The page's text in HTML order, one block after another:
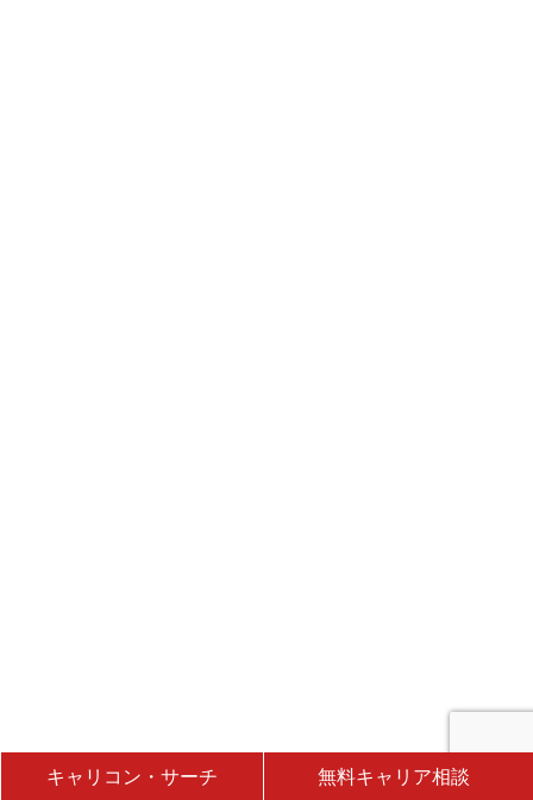
キャリコン・サーチ 無料キャリア相談